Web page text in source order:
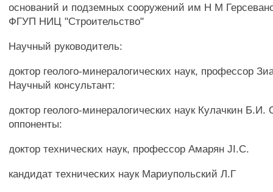
оснований и подземных сооружений им Н М
ФГУП НИЦ "Строительство"
Научный руководитель:
доктор геолого-минералогических наук, профессор
Научный консультант:
доктор геолого-минералогических наук Кулачкин
оппоненты:
доктор технических наук, профессор Амарян JI.C.
кандидат технических наук Мариупольский Л.Г